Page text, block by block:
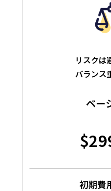
リスクは
バランス
ベー
初期費